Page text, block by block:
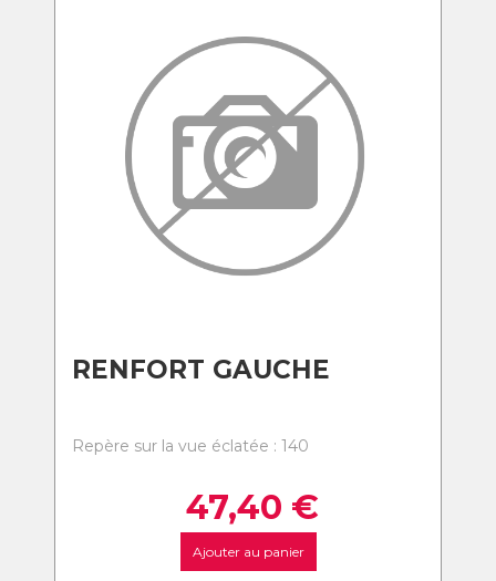
RENFORT GAUCHE
Repère sur la vue éclatée : 140
47,40 €
Ajouter au panier